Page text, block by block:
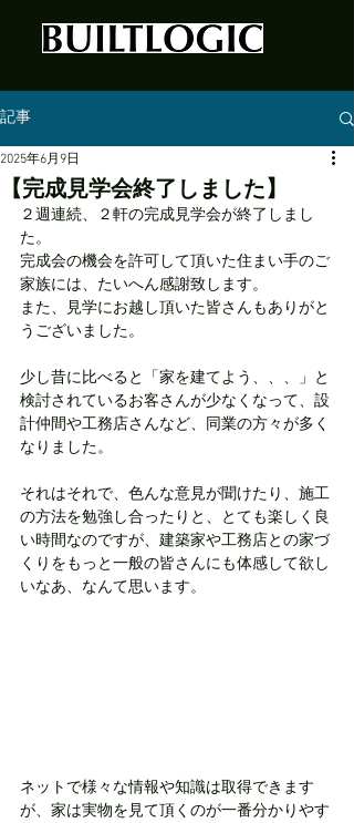
記事
【完成見学会終了しました】
2025年6月9日
２週連続、２軒の完成見学会が終了しまし
た。
完成会の機会を許可して頂いた住まい手のご
家族には、たいへん感謝致します。
また、見学にお越し頂いた皆さんもありがと
うございました。
少し昔に比べると「家を建てよう、、、」と
検討されているお客さんが少なくなって、設
計仲間や工務店さんなど、同業の方々が多く
なりました。
それはそれで、色んな意見が聞けたり、施工
の方法を勉強し合ったりと、とても楽しく良
い時間なのですが、建築家や工務店との家づ
くりをもっと一般の皆さんにも体感して欲し
いなあ、なんて思います。
ネットで様々な情報や知識は取得できます
が、家は実物を見て頂くのが一番分かりやす